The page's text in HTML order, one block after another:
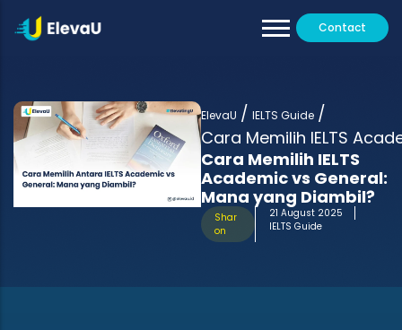
Testimoni
Contact
ElevaU / IELTS Guide /
Cara Memilih IELTS
Cara Memilih IELTS
Academic vs General:
Mana yang Diambil?
Shar
on
21 August 2025
IELTS Guide